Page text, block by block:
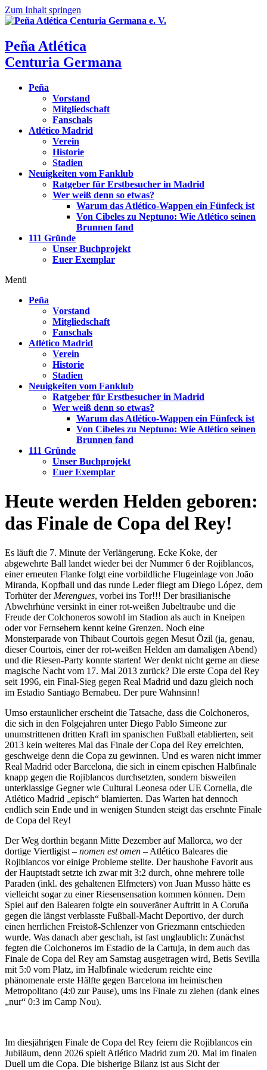
Zum Inhalt springen
Peña Atlética
Centuria Germana
Peña
Vorstand
Mitgliedschaft
Fanschals
Atlético Madrid
Verein
Historie
Stadien
Neuigkeiten vom Fanklub
Ratgeber für Erstbesucher in Madrid
Wer weiß denn so etwas?
Warum das Atlético-Wappen ein Fünfeck ist
Von Cibeles zu Neptuno: Wie Atlético seinen
Brunnen fand
111 Gründe
Unser Buchprojekt
Euer Exemplar
Menü
Peña
Vorstand
Mitgliedschaft
Fanschals
Atlético Madrid
Verein
Historie
Stadien
Neuigkeiten vom Fanklub
Ratgeber für Erstbesucher in Madrid
Wer weiß denn so etwas?
Warum das Atlético-Wappen ein Fünfeck ist
Von Cibeles zu Neptuno: Wie Atlético seinen
Brunnen fand
111 Gründe
Unser Buchprojekt
Euer Exemplar
Heute werden Helden geboren:
das Finale de Copa del Rey!
Es läuft die 7. Minute der Verlängerung. Ecke Koke, der
abgewehrte Ball landet wieder bei der Nummer 6 der Rojiblancos,
einer erneuten Flanke folgt eine vorbildliche Flugeinlage von João
Miranda, Kopfball und das runde Leder fliegt am Diego López, dem
Torhüter der Merengues, vorbei ins Tor!!! Der brasilianische
Abwehrhüne versinkt in einer rot-weißen Jubeltraube und die
Freude der Colchoneros sowohl im Stadion als auch in Kneipen
oder vor Fernsehern kennt keine Grenzen. Noch eine
Monsterparade von Thibaut Courtois gegen Mesut Özil (ja, genau,
dieser Courtois, einer der rot-weißen Helden am damaligen Abend)
und die Riesen-Party konnte starten! Wer denkt nicht gerne an diese
magische Nacht vom 17. Mai 2013 zurück? Die erste Copa del Rey
seit 1996, ein Final-Sieg gegen Real Madrid und dazu gleich noch
im Estadio Santiago Bernabeu. Der pure Wahnsinn!
Umso erstaunlicher erscheint die Tatsache, dass die Colchoneros,
die sich in den Folgejahren unter Diego Pablo Simeone zur
unumstrittenen dritten Kraft im spanischen Fußball etablierten, seit
2013 kein weiteres Mal das Finale der Copa del Rey erreichten,
geschweige denn die Copa zu gewinnen. Und es waren nicht immer
Real Madrid oder Barcelona, die sich in einem epischen Halbfinale
knapp gegen die Rojiblancos durchsetzten, sondern bisweilen
unterklassige Gegner wie Cultural Leonesa oder UE Cornella, die
Atlético Madrid „episch“ blamierten. Das Warten hat dennoch
endlich sein Ende und in wenigen Stunden steigt das ersehnte Finale
de Copa del Rey!
Der Weg dorthin begann Mitte Dezember auf Mallorca, wo der
dortige Viertligist – nomen est omen – Atlético Baleares die
Rojiblancos vor einige Probleme stellte. Der haushohe Favorit aus
der Hauptstadt setzte ich zwar mit 3:2 durch, ohne mehrere tolle
Paraden (inkl. des gehaltenen Elfmeters) von Juan Musso hätte es
vielleicht sogar zu einer Riesensensation kommen können. Dem
Spiel auf den Balearen folgte ein souveräner Auftritt in A Coruña
gegen die längst verblasste Fußball-Macht Deportivo, der durch
einen herrlichen Freistoß-Schlenzer von Griezmann entschieden
wurde. Was danach aber geschah, ist fast unglaublich: Zunächst
fegten die Colchoneros im Estadio de la Cartuja, in dem auch das
Finale de Copa del Rey am Samstag ausgetragen wird, Betis Sevilla
mit 5:0 vom Platz, im Halbfinale wiederum reichte eine
phänomenale erste Hälfte gegen Barcelona im heimischen
Metropolitano (4:0 zur Pause), ums ins Finale zu ziehen (dank eines
„nur“ 0:3 im Camp Nou).
Im diesjährigen Finale de Copa del Rey feiern die Rojiblancos ein
Jubiläum, denn 2026 spielt Atlético Madrid zum 20. Mal im finalen
Duell um die Copa. Die bisherige Bilanz ist aus Sicht der